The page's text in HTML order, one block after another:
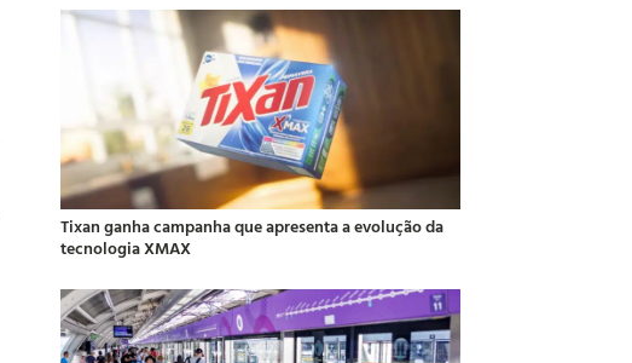
Tixan ganha campanha que apresenta a evolução da
tecnologia XMAX